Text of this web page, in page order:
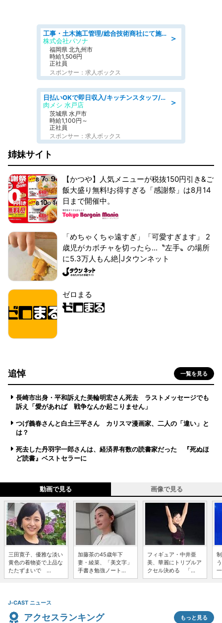
＞
工事・土木施工管理/総合技術商社にて施工管理のお仕事/即日勤務可/車通勤可/工事・土木施工管理/生産・品質管理
株式会社パソナ
福岡県 北九州市
時給1,506円
正社員
スポンサー：求人ボックス
＞
日払いOKで即日収入/キッチンスタッフ/「原付免許必須」デリバリー業務など、自己成長可能な幅広い仕事に挑戦!髪型自由&ピアス・ネイルOK/茨城県/水戸市
肉メシ 水戸店
茨城県 水戸市
時給1,100円～
正社員
スポンサー：求人ボックス
姉妹サイト
【かつや】人気メニューが税抜150円引き&ご
飯大盛り無料!お得すぎる「感謝祭」は8月14
日まで開催中。
「めちゃくちゃ遠すぎ」「可愛すぎます」 2
歳児がカボチャを切ったら...〝左手〟の場所
に5.3万人もん絶|Jタウンネット
ゼロまる
追悼 一覧を見る
長崎市出身・平和訴えた美輪明宏さん死去 ラストメッセージでも
訴え「愛があれば 戦争なんか起こりません」
つげ義春さんと白土三平さん カリスマ漫画家、二人の「違い」と
は？
死去した丹羽宇一郎さんは、経済界有数の読書家だった 『死ぬほ
ど読書』ベストセラーに
動画で見る 画像で見る
三田寛子、優雅な淡い
黄色の着物姿で上品な
たたずまいで ...
加藤茶の45歳年下
妻・綾菜、「美文字」
手書き勉強ノート...
フィギュア・中井亜
美、華麗にトリプルア
クセル決める 「...
J-CAST ニュース
アクセスランキング もっと見る